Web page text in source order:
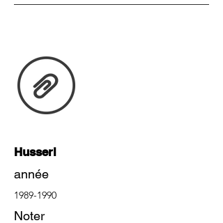
Husserl
année
1989-1990
Noter